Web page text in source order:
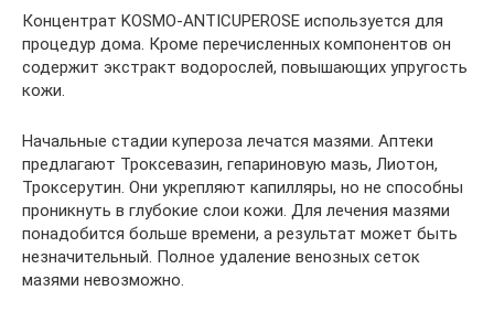
Концентрат KOSMO-ANTICUPEROSE используется для
процедур дома. Кроме перечисленных компонентов он
содержит экстракт водорослей, повышающих упругость
кожи.
Начальные стадии купероза лечатся мазями. Аптеки
предлагают Троксевазин, гепариновую мазь, Лиотон,
Троксерутин. Они укрепляют капилляры, но не способны
проникнуть в глубокие слои кожи. Для лечения мазями
понадобится больше времени, а результат может быть
незначительный. Полное удаление венозных сеток
мазями невозможно.